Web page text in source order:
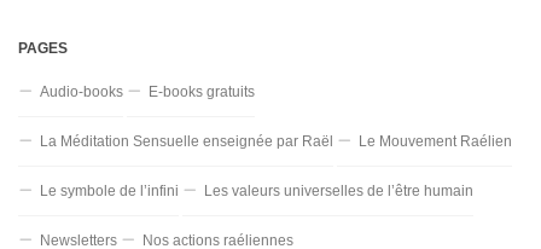
PAGES
Audio-books E-books gratuits
La Méditation Sensuelle enseignée par Raël Le Mouvement Raélien
Le symbole de l’infini Les valeurs universelles de l’être humain
Newsletters Nos actions raéliennes